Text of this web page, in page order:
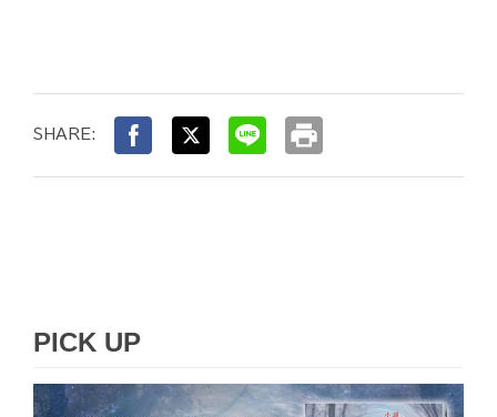
SHARE: print
PICK UP